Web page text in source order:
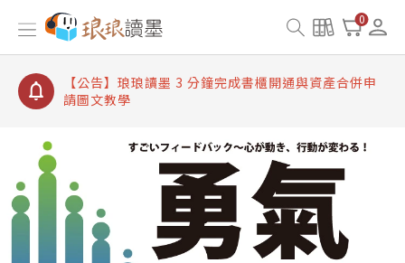
0
【公告】琅琅讀墨書櫃開通常見問題
【公告】琅琅讀墨 3 分鐘完成書櫃開通與資產合併申
【公告】琅琅書店服務升級重要說明及資產合併結果
查詢